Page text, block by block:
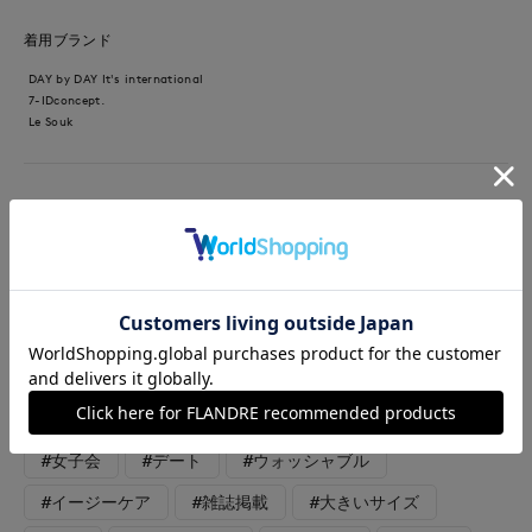
着用ブランド
DAY by DAY It's international
7-IDconcept.
Le Souk
ベージュ/11号 休日ショッピングコーデ。一枚で様になるデザイ
ンブラウス。ツヤがあり、上品できれいめな印象です。風が通る
ふわっとした生地です。バックリボンがポイント。パンツは麻調
素材のワイドパンツです。シワにならずお洗濯もできるので、場
所を選ばず着れる万能なパンツです。
#カットソー #ブラウス #パンツ #休日
#女子会 #デート #ウォッシャブル
#イージーケア #雑誌掲載 #大きいサイズ